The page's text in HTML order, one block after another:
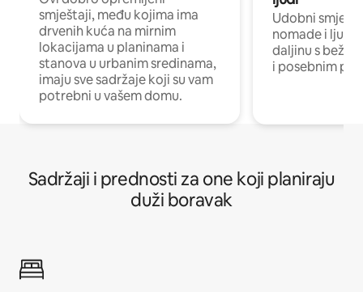
smještaji, među kojima ima
drvenih kuća na mirnim
lokacijama u planinama i
stanova u urbanim sredinama,
imaju sve sadržaje koji su vam
potrebni u vašem domu.
Udobni
nomade i ljude
daljinu s
i posebnim
Sadržaji i prednosti za one koji planiraju
duži boravak